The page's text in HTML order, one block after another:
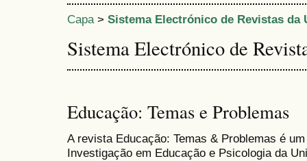
Capa> Sistema Electrónico de Revistas da
Sistema Electrónico de
Educação: Temas e Problemas
A revista Educação: Temas & Problemas é
Investigação em Educação e Psicologia da